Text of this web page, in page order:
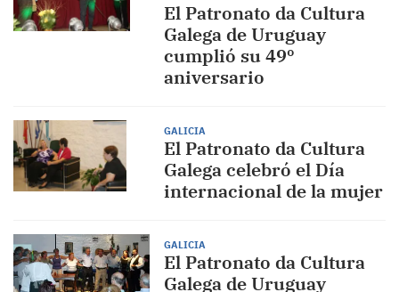
El Patronato da Cultura
Galega de Uruguay
cumplió su 49º
aniversario
GALICIA
El Patronato da Cultura
Galega celebró el Día
internacional de la mujer
GALICIA
El Patronato da Cultura
Galega de Uruguay